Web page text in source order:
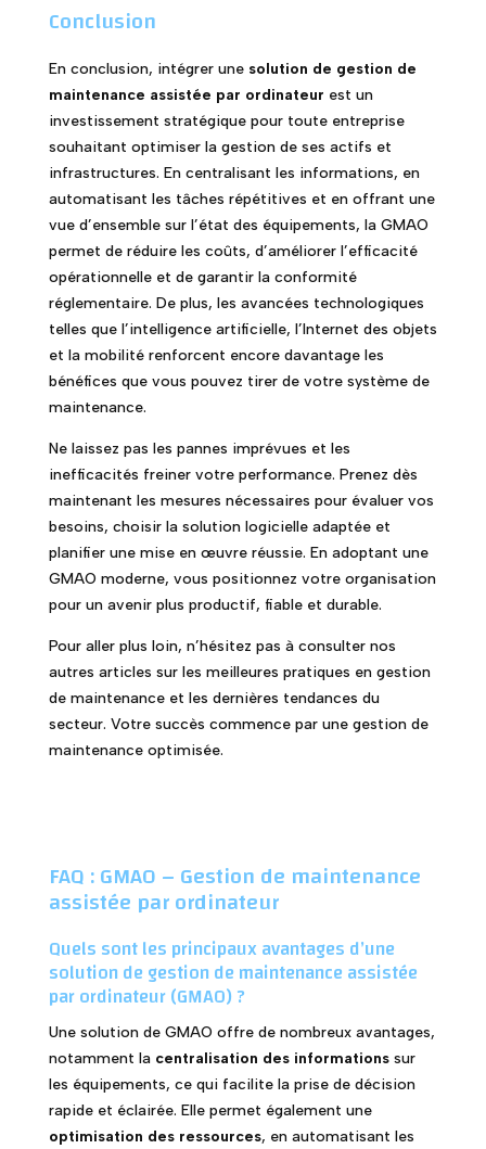
Conclusion
En conclusion, intégrer une solution de gestion de
maintenance assistée par ordinateur est un
investissement stratégique pour toute entreprise
souhaitant optimiser la gestion de ses actifs et
infrastructures. En centralisant les informations, en
automatisant les tâches répétitives et en offrant une
vue d’ensemble sur l’état des équipements, la GMAO
permet de réduire les coûts, d’améliorer l’efficacité
opérationnelle et de garantir la conformité
réglementaire. De plus, les avancées technologiques
telles que l’intelligence artificielle, l’Internet des objets
et la mobilité renforcent encore davantage les
bénéfices que vous pouvez tirer de votre système de
maintenance.
Ne laissez pas les pannes imprévues et les
inefficacités freiner votre performance. Prenez dès
maintenant les mesures nécessaires pour évaluer vos
besoins, choisir la solution logicielle adaptée et
planifier une mise en œuvre réussie. En adoptant une
GMAO moderne, vous positionnez votre organisation
pour un avenir plus productif, fiable et durable.
Pour aller plus loin, n’hésitez pas à consulter nos
autres articles sur les meilleures pratiques en gestion
de maintenance et les dernières tendances du
secteur. Votre succès commence par une gestion de
maintenance optimisée.
FAQ : GMAO – Gestion de maintenance
assistée par ordinateur
Quels sont les principaux avantages d’une
solution de gestion de maintenance assistée
par ordinateur (GMAO) ?
Une solution de GMAO offre de nombreux avantages,
notamment la centralisation des informationssur
les équipements, ce qui facilite la prise de décision
rapide et éclairée. Elle permet également une
optimisation des ressources, en automatisant les